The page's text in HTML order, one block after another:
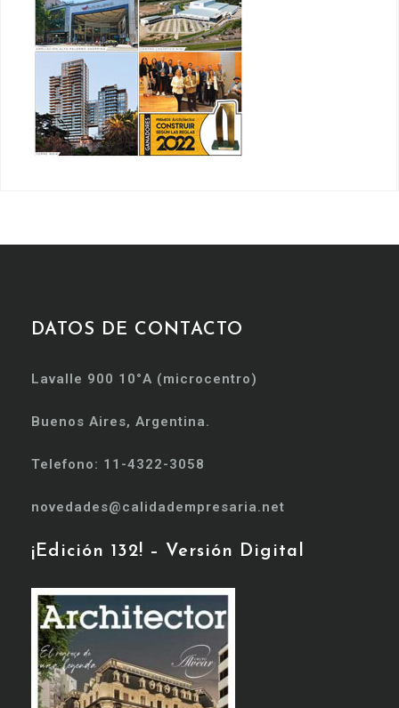
DATOS DE CONTACTO
Lavalle 900 10°A (microcentro)
Buenos Aires, Argentina.
Telefono: 11-4322-3058
novedades@calidadempresaria.net
¡Edición 132! – Versión Digital